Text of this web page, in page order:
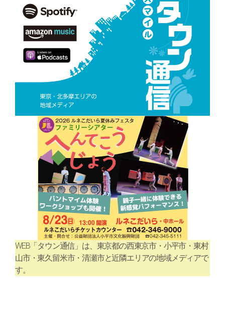
WEB「タウン通信」は、東京都の西東京市・小平市・東村
山市・東久留米市・清瀬市と近隣エリアの地域メディアで
す。